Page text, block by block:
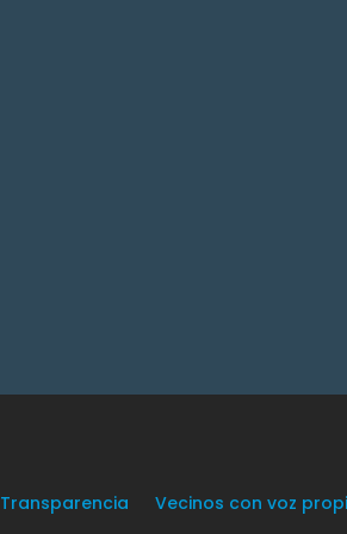
Transparencia Vecinos con voz